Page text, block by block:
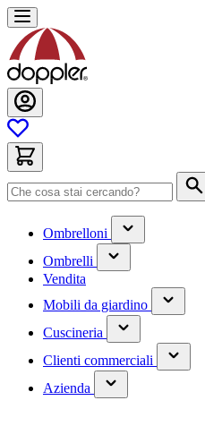
Salta
al
contenuto
Ombrelloni
(contiene
un
sottomenu)
Ombrelli
(contiene
un
Vendita
Mobili da giardino
(contiene
un
Cuscineria
(contiene
un
sottomenu)
Clienti commerciali
(has
submenu)
Azienda
(has
submenu)